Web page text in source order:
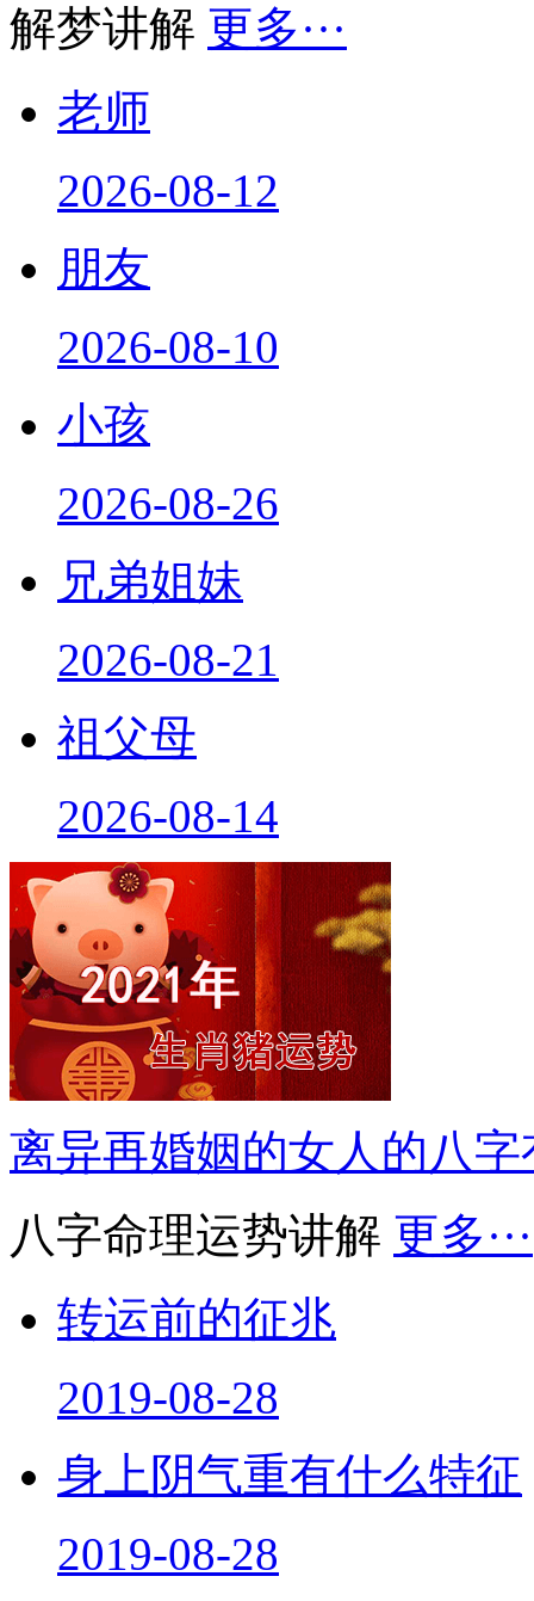
解梦讲解 更多···
老师
2026-08-12
朋友
2026-08-10
小孩
2026-08-26
兄弟姐妹
2026-08-21
祖父母
2026-08-14
离异再婚姻的女人的八
八字命理运势讲解 更多···
转运前的征兆
2019-08-28
身上阴气重有什么特征
2019-08-28